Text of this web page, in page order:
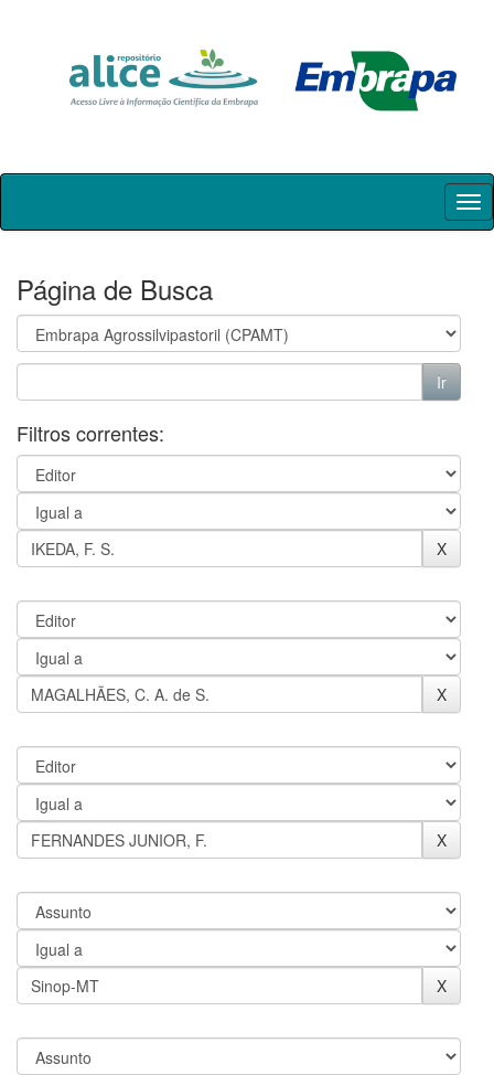
Skip
Página de Busca
Filtros correntes: